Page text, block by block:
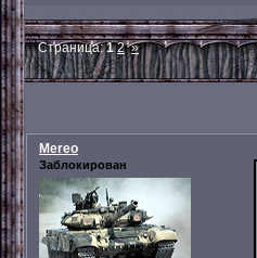
Страница:1 2 »
Mereo
Заблокирован